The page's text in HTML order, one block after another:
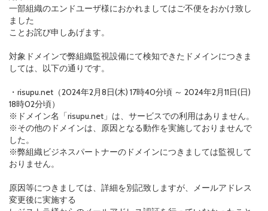
一部組織のエンドユーザ様におかれましてはご不便をおかけ致し
ました
ことお詫び申しあげます。
対象ドメインで弊組織監視設備にて検知できたドメインにつきま
しては、以下の通りです。
・risupu.net（2024年2月8日(木) 17時40分頃 ～ 2024年2月11日(日)
18時02分頃）
※ドメイン名「risupu.net」は、サービスでの利用はありません。
※その他のドメインは、原因となる動作を実施しておりませんで
した。
※弊組織ビジネスパートナーのドメインにつきましては監視して
おりません。
原因等につきましては、詳細を別記致しますが、メールアドレス
変更後に実施する